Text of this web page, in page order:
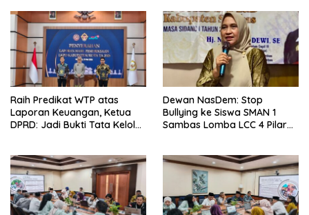
Raih Predikat WTP atas
Laporan Keuangan, Ketua
DPRD: Jadi Bukti Tata Kelola
Dewan NasDem: Stop
Bullying ke Siswa SMAN 1
Sambas Lomba LCC 4 Pilar